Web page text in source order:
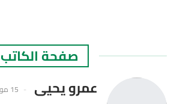
صفحة الكاتب
عمرو يحيى
15 موضوع